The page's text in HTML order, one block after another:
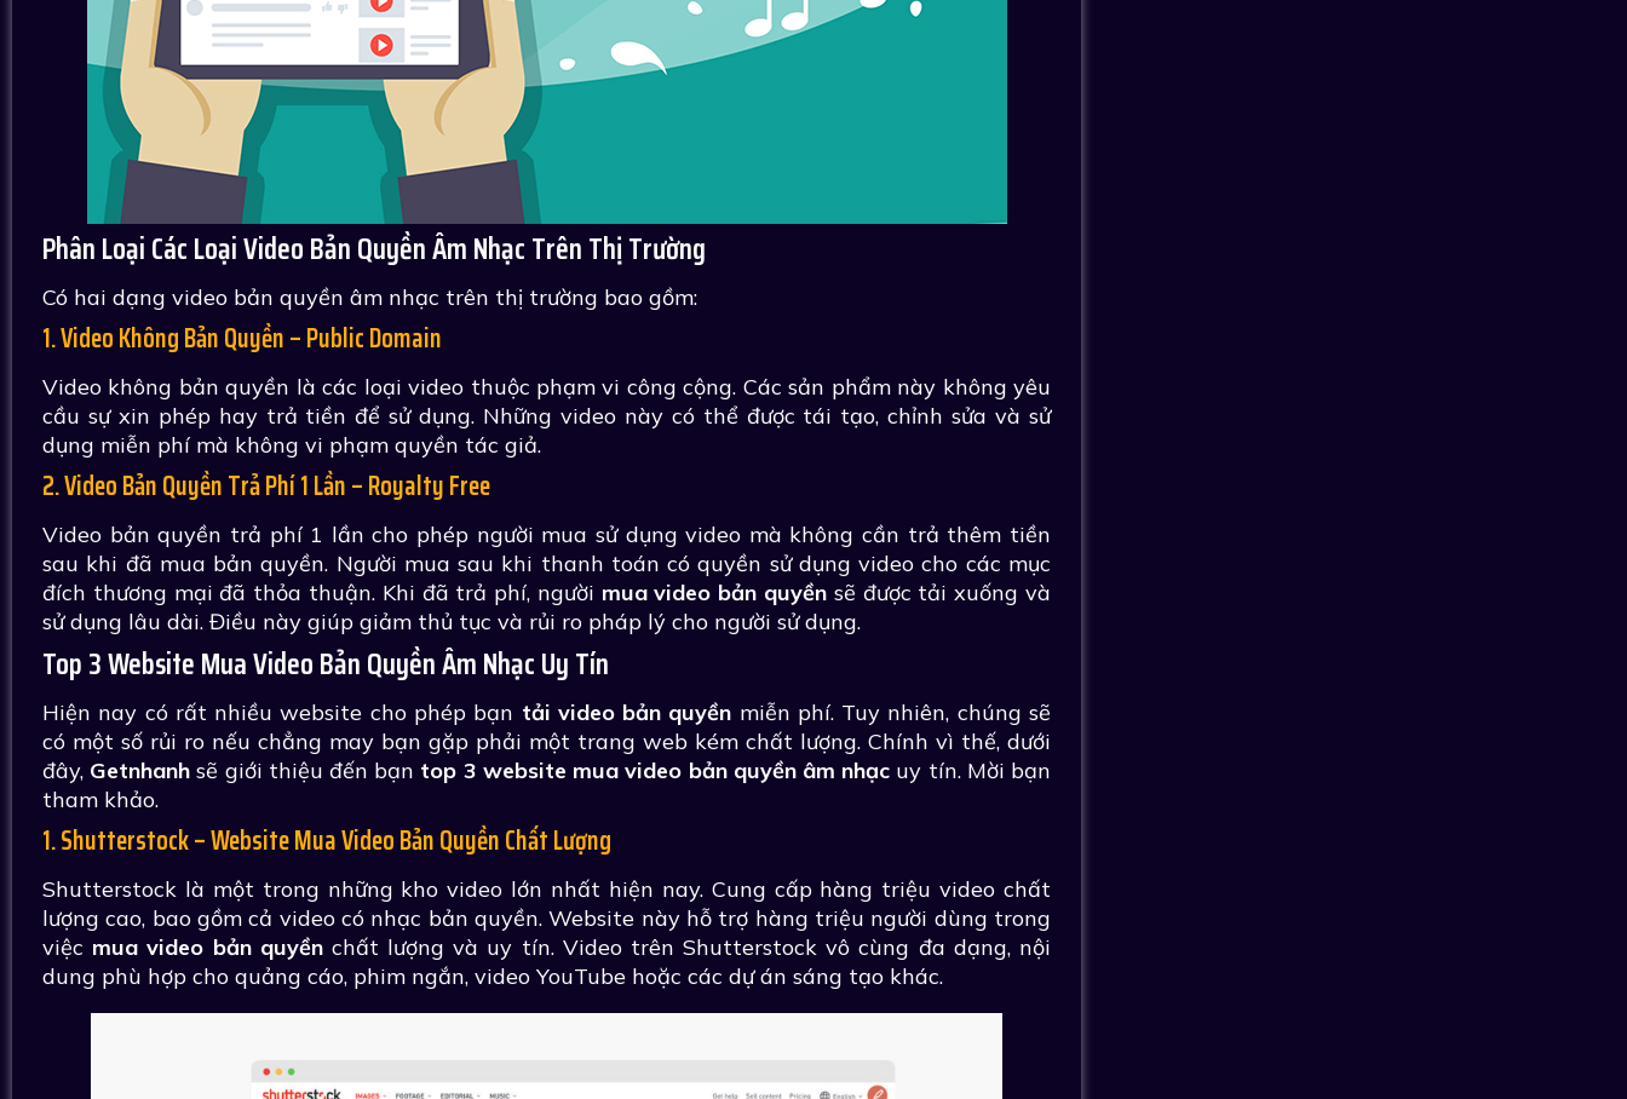
Phân Loại Các Loại Video Bản Quyền Âm Nhạc Trên Thị Trường
Có hai dạng video bản quyền âm nhạc trên thị trường bao gồm:
1. Video Không Bản Quyền – Public Domain
Video không bản quyền là các loại video thuộc phạm vi công cộng. Các sản phẩm này không yêu
cầu sự xin phép hay trả tiền để sử dụng. Những video này có thể được tái tạo, chỉnh sửa và sử
dụng miễn phí mà không vi phạm quyền tác giả.
2. Video Bản Quyền Trả Phí 1 Lần – Royalty Free
Video bản quyền trả phí 1 lần cho phép người mua sử dụng video mà không cần trả thêm tiền
sau khi đã mua bản quyền. Người mua sau khi thanh toán có quyền sử dụng video cho các mục
đích thương mại đã thỏa thuận. Khi đã trả phí, người mua video bản quyền sẽ được tải xuống và
sử dụng lâu dài. Điều này giúp giảm thủ tục và rủi ro pháp lý cho người sử dụng.
Top 3 Website Mua Video Bản Quyền Âm Nhạc Uy Tín
Hiện nay có rất nhiều website cho phép bạn tải video bản quyền miễn phí. Tuy nhiên, chúng sẽ
có một số rủi ro nếu chẳng may bạn gặp phải một trang web kém chất lượng. Chính vì thế, dưới
đây, Getnhanh sẽ giới thiệu đến bạn top 3 website mua video bản quyền âm nhạc uy tín. Mời bạn
tham khảo.
1. Shutterstock – Website Mua Video Bản Quyền Chất Lượng
Shutterstock là một trong những kho video lớn nhất hiện nay. Cung cấp hàng triệu video chất
lượng cao, bao gồm cả video có nhạc bản quyền. Website này hỗ trợ hàng triệu người dùng trong
việc mua video bản quyền chất lượng và uy tín. Video trên Shutterstock vô cùng đa dạng, nội
dung phù hợp cho quảng cáo, phim ngắn, video YouTube hoặc các dự án sáng tạo khác.